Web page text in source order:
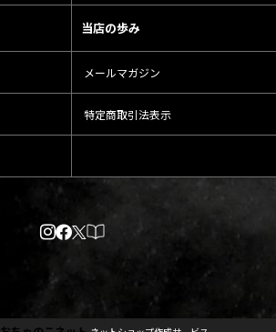
当店の歩み
メールマガジン
特定商取引法表示